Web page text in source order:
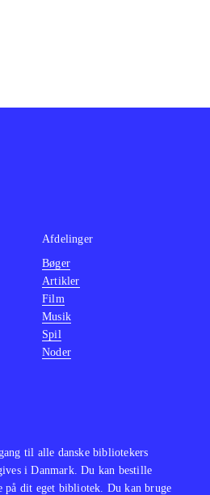
der skal
der øger
mytologisk
er dog
så man skal
den for at få det
sig med
Pegi er 16 og
dog er ret
og Dragon
et eksempel på
til alle danske bibliotekers
i Danmark. Du kan bestille
på dit eget bibliotek. Du kan bruge
Afdelinger
Bøger
Artikler
Film
Musik
Spil
Noder